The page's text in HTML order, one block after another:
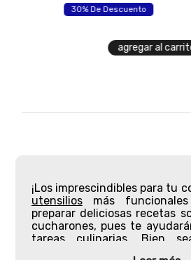
30% De Descuento
agregar al
¡Los imprescindibles para tu
utensiliosmás
preparar deliciosas recetas
cucharones, pues te
tareas culinarias. Bien